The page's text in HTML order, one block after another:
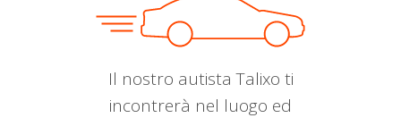
Il nostro autista Talixo ti
incontrerà nel luogo ed